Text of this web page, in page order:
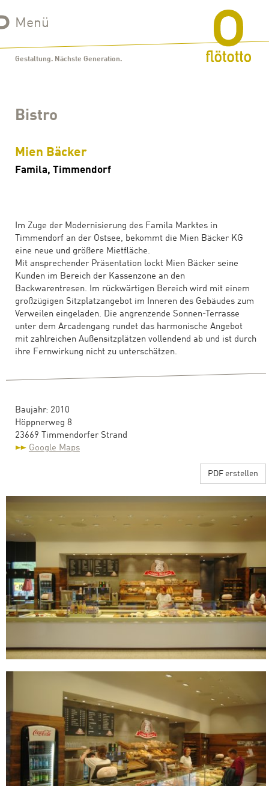
Menü
Gestaltung. Nächste Generation.
Bistro
Mien Bäcker
Famila, Timmendorf
Im Zuge der Modernisierung des Famila Marktes in
Timmendorf an der Ostsee, bekommt die Mien Bäcker KG
eine neue und größere Mietfläche.
Mit ansprechender Präsentation lockt Mien Bäcker seine
Kunden im Bereich der Kassenzone an den
Backwarentresen. Im rückwärtigen Bereich wird mit einem
großzügigen Sitzplatzangebot im Inneren des Gebäudes zum
Verweilen eingeladen. Die angrenzende Sonnen-Terrasse
unter dem Arcadengang rundet das harmonische Angebot
mit zahlreichen Außensitzplätzen vollendend ab und ist durch
ihre Fernwirkung nicht zu unterschätzen.
Baujahr: 2010
Höppnerweg 8
23669 Timmendorfer Strand
Google Maps